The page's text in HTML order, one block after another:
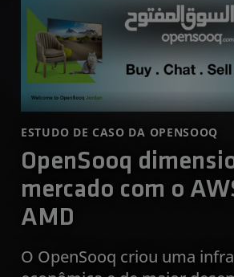
ESTUDO DE CASO DA OPENSOOQ
OpenSooq
mercado com o
AMD
O OpenSooq criou uma